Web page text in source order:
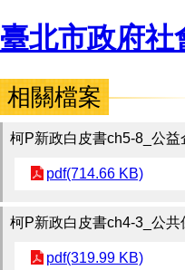
臺北市政府社
相關檔案
柯P新政白皮書ch5-8_公
pdf(714.66 KB)
柯P新政白皮書ch4-3_公
pdf(319.99 KB)